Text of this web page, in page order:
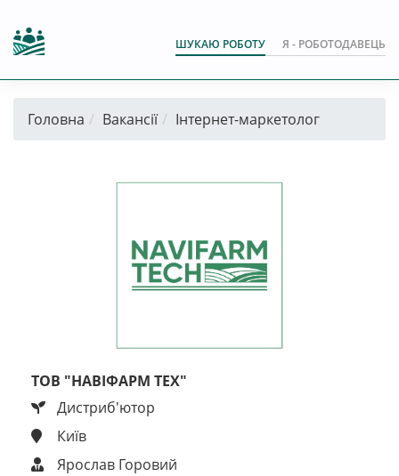
ШУКАЮ РОБОТУ Я - РОБОТОДАВЕЦЬ
Головна Вакансії Інтернет-маркетолог
ТОВ "НАВІФАРМ ТЕХ"
Дистриб'ютор
Київ
Ярослав Горовий